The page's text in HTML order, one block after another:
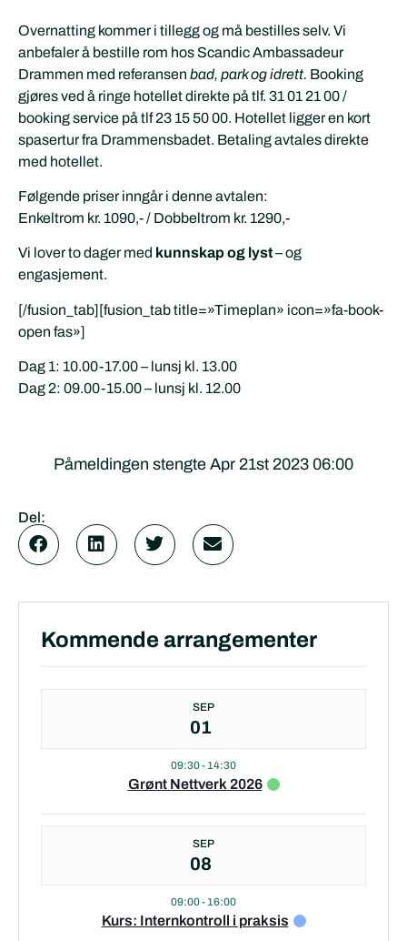
Overnatting kommer i tillegg og må bestilles selv. Vi
anbefaler å bestille rom hos Scandic Ambassadeur
Drammen med referansen bad, park og idrett. Booking
gjøres ved å ringe hotellet direkte på tlf. 31 01 21 00 /
booking service på tlf 23 15 50 00. Hotellet ligger en kort
spasertur fra Drammensbadet. Betaling avtales direkte
med hotellet.
Følgende priser inngår i denne avtalen:
Enkeltrom kr. 1090,- / Dobbeltrom kr. 1290,-
Vi lover to dager med kunnskap og lyst– og
engasjement.
[/fusion_tab][fusion_tab title=»Timeplan» icon=»fa-book-
open fas»]
Dag 1: 10.00-17.00 – lunsj kl. 13.00
Dag 2: 09.00-15.00 – lunsj kl. 12.00
Påmeldingen stengte Apr 21st 2023 06:00
Del:
Kommende arrangementer
01
SEP
09:30- 14:30
Grønt Nettverk 2026
08
SEP
09:00- 16:00
Kurs: Internkontroll i praksis